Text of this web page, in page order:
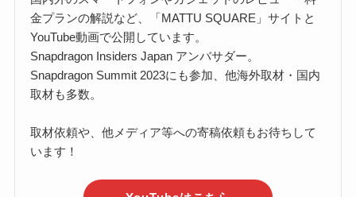
金プランの解説など、「MATTU SQUARE」サイトと
YouTube動画で公開しています。
Snapdragon Insiders Japan アンバサダー。
Snapdragon Summit 2023にも参加、他海外取材・国内
取材も多数。
取材依頼や、他メディア等への寄稿依頼もお待ちして
います！